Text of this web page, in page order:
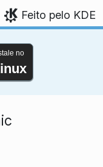
seu idioma
Feito pelo KDE
no